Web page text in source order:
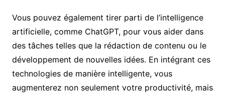
Vous pouvez également tirer parti de l’intelligence
artificielle, comme ChatGPT, pour vous aider dans
des tâches telles que la rédaction de contenu ou le
développement de nouvelles idées. En intégrant ces
technologies de manière intelligente, vous
augmenterez non seulement votre productivité, mais